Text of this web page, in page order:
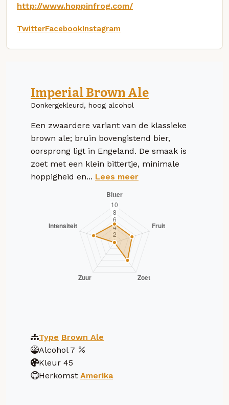
http://www.hoppinfrog.com/
TwitterFacebookInstagram
Imperial Brown Ale
Donkergekleurd, hoog alcohol
Een zwaardere variant van de klassieke
brown ale; bruin bovengistend bier,
oorsprong ligt in Engeland. De smaak is
zoet met een klein bittertje, minimale
hoppigheid en... Lees meer
Type Brown Ale
Alcohol 7
Kleur 45
Herkomst Amerika